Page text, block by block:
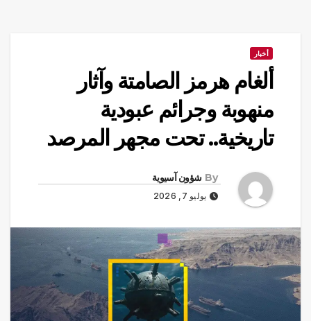
أخبار
ألغام هرمز الصامتة وآثار
منهوبة وجرائم عبودية
تاريخية.. تحت مجهر المرصد
By شؤون آسيوية
يوليو 7, 2026